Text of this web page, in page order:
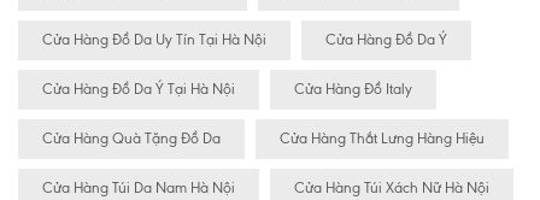
Cửa Hàng Đồ Da Uy Tín Tại Hà Nội Cửa Hàng Đồ Da Ý
Cửa Hàng Đồ Da Ý Tại Hà Nội Cửa Hàng Đồ Italy
Cửa Hàng Quà Tặng Đồ Da Cửa Hàng Thắt Lưng Hàng Hiệu
Cửa Hàng Túi Da Nam Hà Nội Cửa Hàng Túi Xách Nữ Hà Nội